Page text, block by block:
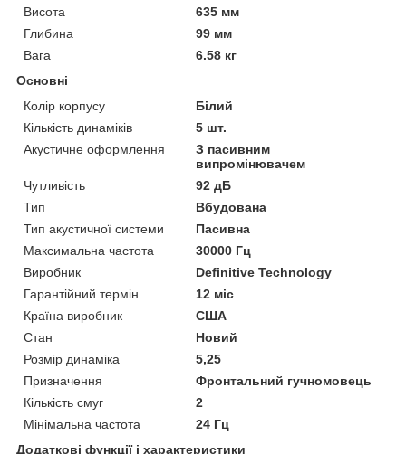
Висота
635 мм
Глибина
99 мм
Вага
6.58 кг
Основні
Колір корпусу
Білий
Кількість динаміків
5 шт.
Акустичне оформлення
З пасивним
випромінювачем
Чутливість
92 дБ
Тип
Вбудована
Тип акустичної системи
Пасивна
Максимальна частота
30000 Гц
Виробник
Definitive Technology
Гарантійний термін
12 міс
Країна виробник
США
Стан
Новий
Розмір динаміка
5,25
Призначення
Фронтальний гучномовець
Кількість смуг
2
Мінімальна частота
24 Гц
Додаткові функції і характеристики